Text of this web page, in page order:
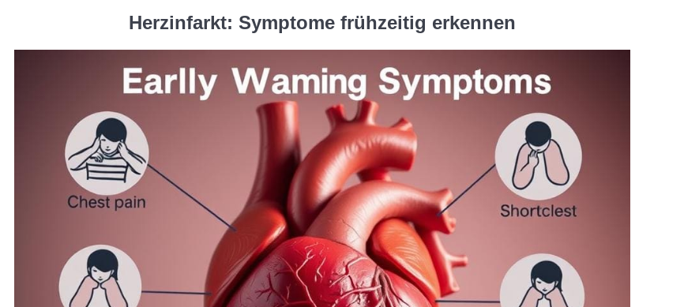
Herzinfarkt: Symptome frühzeitig erkennen